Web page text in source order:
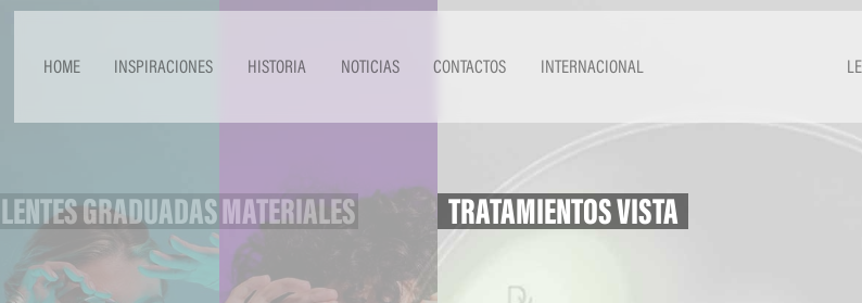
HOME INSPIRACIONES HISTORIA NOTICIAS CONTACTOS INTERNACIONAL
LENTES GRADUADASMATERIALES TRATAMIENTOS VISTA